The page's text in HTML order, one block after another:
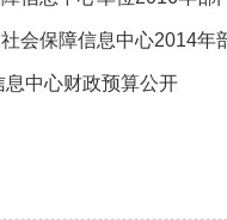
会保障信息中心2014年
中心财政预算公开